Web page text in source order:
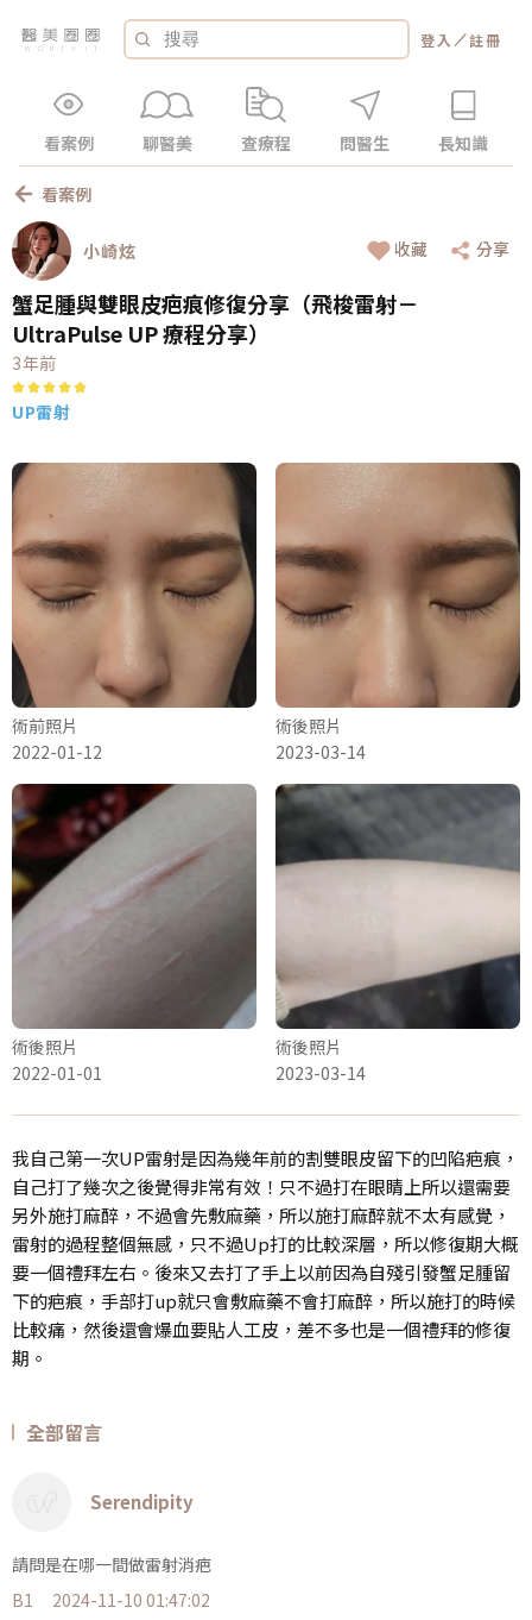
登入 ／註冊
看案例 聊醫美 查療程 問醫生 長知識
看案例
小崎炫 收藏 分享
蟹足腫與雙眼皮疤痕修復分享（飛梭雷射－
UltraPulse UP 療程分享）
3年前
UP雷射
術前照片
2022-01-12
術後照片
2023-03-14
術後照片
2022-01-01
術後照片
2023-03-14
我自己第一次UP雷射是因為幾年前的割雙眼皮留下的凹陷疤痕，
自己打了幾次之後覺得非常有效！只不過打在眼睛上所以還需要
另外施打麻醉，不過會先敷麻藥，所以施打麻醉就不太有感覺，
雷射的過程整個無感，只不過Up打的比較深層，所以修復期大概
要一個禮拜左右。後來又去打了手上以前因為自殘引發蟹足腫留
下的疤痕，手部打up就只會敷麻藥不會打麻醉，所以施打的時候
比較痛，然後還會爆血要貼人工皮，差不多也是一個禮拜的修復
期。
全部留言
Serendipity
請問是在哪一間做雷射消疤
B1
2024-11-10 01:47:02